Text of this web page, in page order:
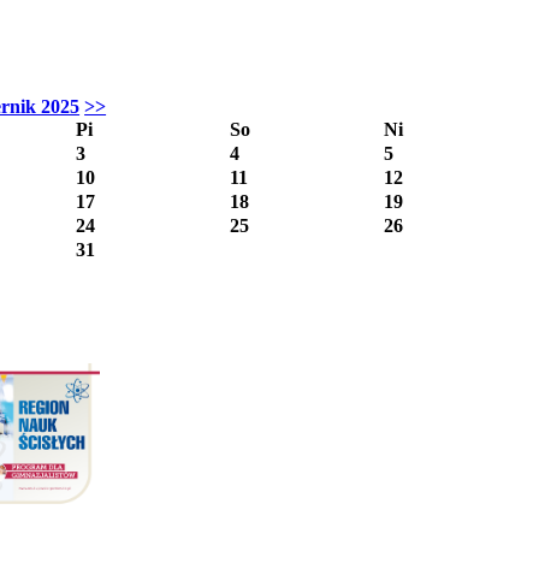
2025 >>
Pi
So
Ni
3
4
5
10
11
12
17
18
19
24
25
26
31